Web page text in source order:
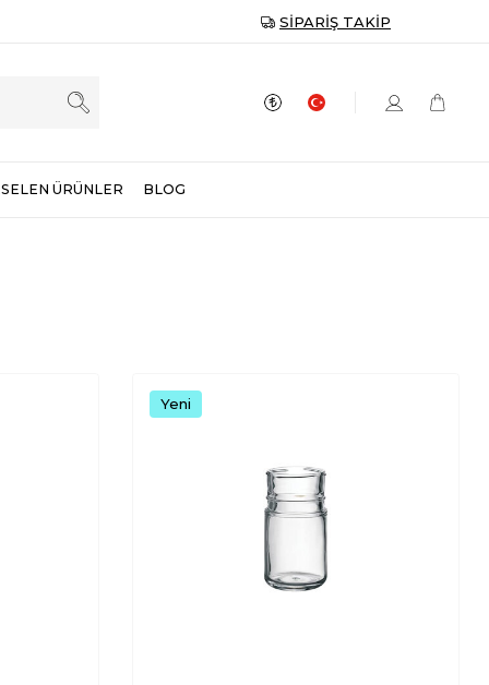
SIPARIŞ TAKIP
ÜRÜNLER BLOG
Yeni